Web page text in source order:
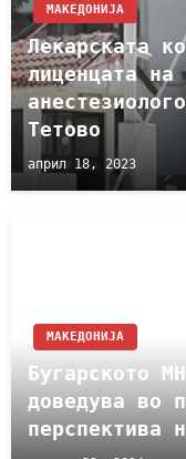
МАКЕДОНИЈА
Лекарската
лиценцата на
Тетово
април 18, 2023
МАКЕДОНИЈА
Бугарското
доведува во
перспектива